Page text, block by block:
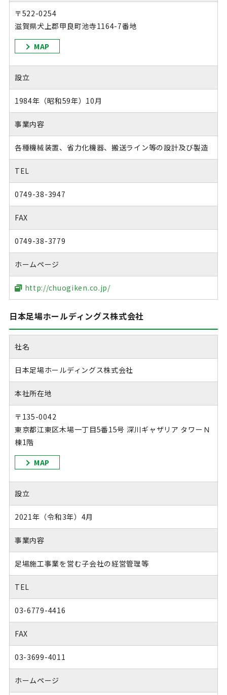
〒522-0254
滋賀県犬上郡甲良町池寺1164-7番地
MAP
設立
1984年（昭和59年）10月
事業内容
各種機械装置、省力化機器、搬送ライン等の設計及び製造
TEL
0749-38-3947
FAX
0749-38-3779
ホームページ
http://chuogiken.co.jp/
日本足場ホールディングス株式会社
社名
日本足場ホールディングス株式会社
本社所在地
〒135-0042
東京都江東区木場一丁目5番15号 深川ギャザリア タワーＮ
棟1階
MAP
設立
2021年（令和3年）4月
事業内容
足場施工事業を営む子会社の経営管理等
TEL
03-6779-4416
FAX
03-3699-4011
ホームページ